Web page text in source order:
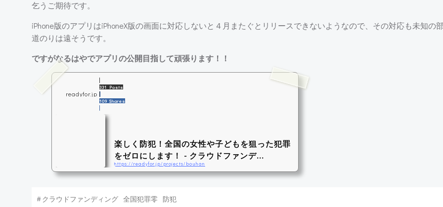
乞うご期待です。
iPhone版のアプリはiPhoneX版の画面に対応しないと４月またぐとリリースできないようなので、その対応も未知の
道のりは遠そうです。
ですがなるはやでアプリの公開目指して頑張ります！！
readyfor.jp
331 Posts
109 Shares
楽しく防犯！全国の女性や子どもを狙った犯罪
をゼロにします！ - クラウドファンデ...
https://readyfor.jp/projects/bouhan
い防犯botアプリを開発します！ - クラウドファンディング Readyfo
#クラウドファンディング 全国犯罪零 防犯